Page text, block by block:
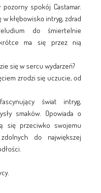
spokój Castamar.
w kłębowisko intryg, zdrad
do śmiertelnie
ma się przez nią
się w sercu wydarzeń?
zrodzi się uczucie, od
świat intryg,
smaków. Opowiada o
się przeciwko swojemu
do największej